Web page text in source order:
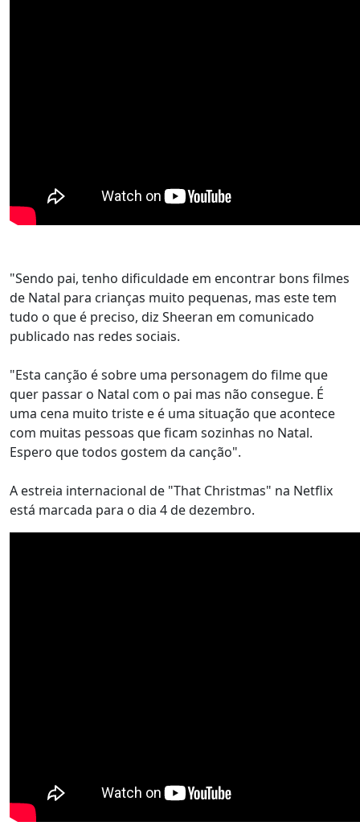
"Sendo pai, tenho dificuldade em encontrar bons filmes
de Natal para crianças muito pequenas, mas este tem
tudo o que é preciso, diz Sheeran em comunicado
publicado nas redes sociais.
"Esta canção é sobre uma personagem do filme que
quer passar o Natal com o pai mas não consegue. É
uma cena muito triste e é uma situação que acontece
com muitas pessoas que ficam sozinhas no Natal.
Espero que todos gostem da canção".
A estreia internacional de "That Christmas" na Netflix
está marcada para o dia 4 de dezembro.